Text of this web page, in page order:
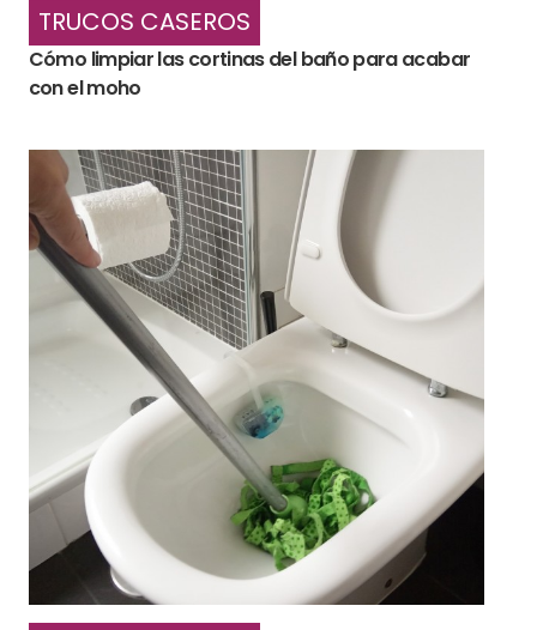
TRUCOS CASEROS
Cómo limpiar las cortinas del baño para acabar
con el moho